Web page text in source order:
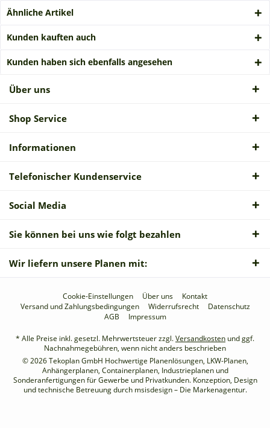
Ähnliche Artikel
Kunden kauften auch
Kunden haben sich ebenfalls angesehen
Über uns
Shop Service
Informationen
Telefonischer Kundenservice
Social Media
Sie können bei uns wie folgt bezahlen
Wir liefern unsere Planen mit:
Cookie-Einstellungen Über uns
Kontakt
Versand und Zahlungsbedingungen
Widerrufsrecht
Datenschutz
AGB
Impressum
* Alle Preise inkl. gesetzl. Mehrwertsteuer zzgl.Versandkosten und ggf.
Nachnahmegebühren, wenn nicht anders beschrieben
© 2026 Tekoplan GmbH Hochwertige Planenlösungen, LKW-Planen,
Anhängerplanen, Containerplanen, Industrieplanen und
Sonderanfertigungen für Gewerbe und Privatkunden. Konzeption, Design
und technische Betreuung durch msisdesign – Die Markenagentur.